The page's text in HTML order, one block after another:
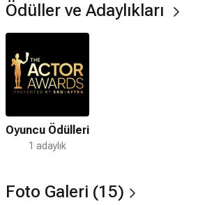
Ödüller ve Adaylıkları
Oyuncu Ödülleri
1 adaylık
Foto Galeri (15)